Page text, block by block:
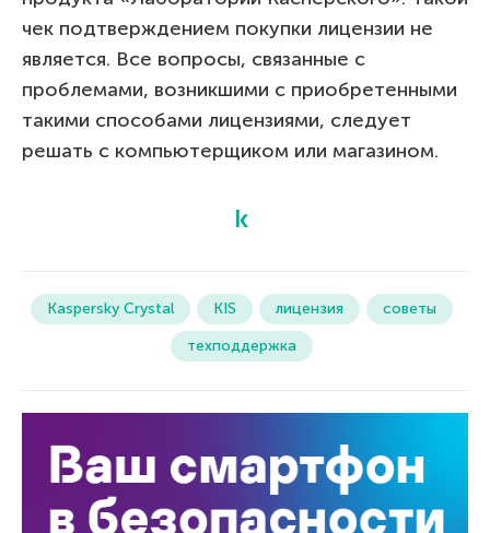
чек подтверждением покупки лицензии не
является. Все вопросы, связанные с
проблемами, возникшими с приобретенными
такими способами лицензиями, следует
решать с компьютерщиком или магазином.
Kaspersky Crystal KIS лицензия
советы
техподдержка